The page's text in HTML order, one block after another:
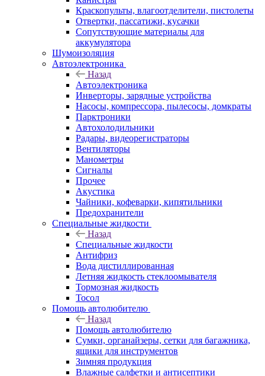
Краскопульты, влагоотделители, пистолеты
Отвертки, пассатижи, кусачки
Сопутствующие материалы для
аккумулятора
Шумоизоляция
Автоэлектроника
Назад
Автоэлектроника
Инверторы, зарядные устройства
Насосы, компрессора, пылесосы, домкраты
Парктроники
Автохолодильники
Радары, видеорегистраторы
Вентиляторы
Манометры
Сигналы
Прочее
Акустика
Чайники, кофеварки, кипятильники
Предохранители
Специальные жидкости
Назад
Специальные жидкости
Антифриз
Вода дистиллированная
Летняя жидкость стеклоомывателя
Тормозная жидкость
Тосол
Помощь автолюбителю
Назад
Помощь автолюбителю
Сумки, органайзеры, сетки для багажника,
ящики для инструментов
Зимняя продукция
Влажные салфетки и антисептики